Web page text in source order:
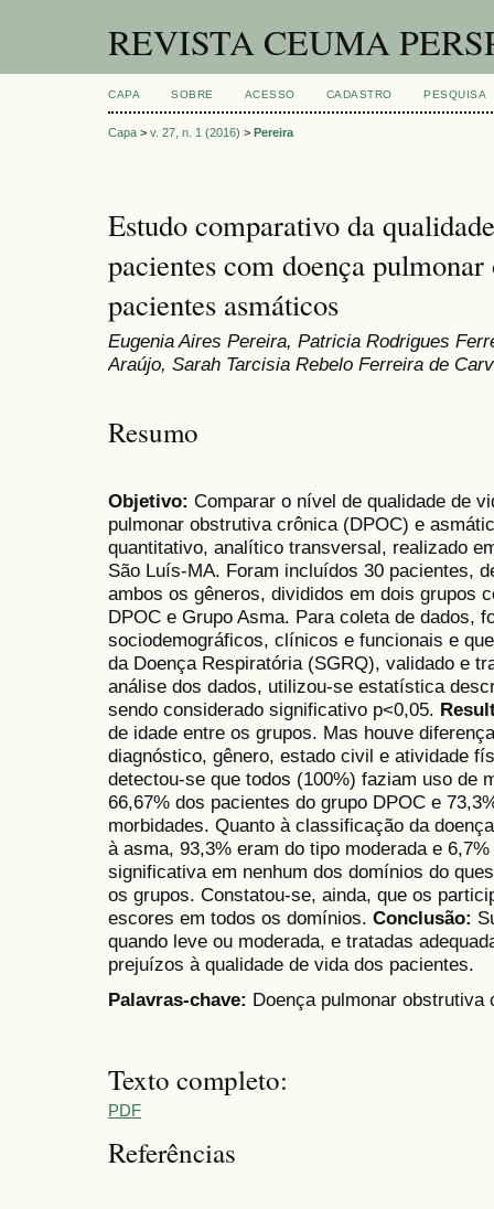
REVISTA CEUMA
CAPA SOBRE ACESSO CADASTRO PESQUISA
Capa > v. 27, n. 1 (2016) > Pereira
Estudo comparativo da
pacientes com doença
pacientes asmáticos
Eugenia Aires Pereira, Patricia Rodrigues
Araújo, Sarah Tarcisia Rebelo Ferreira de
Resumo
Objetivo: Comparar o nível de qualidade de
pulmonar obstrutiva crônica (DPOC) e
quantitativo, analítico transversal, realizado
São Luís-MA. Foram incluídos 30 pacientes,
ambos os gêneros, divididos em dois grupos
DPOC e Grupo Asma. Para coleta de dados,
sociodemográficos, clínicos e funcionais e
da Doença Respiratória (SGRQ), validado e
análise dos dados, utilizou-se estatística
sendo considerado significativo p<0,05.
de idade entre os grupos. Mas houve
diagnóstico, gênero, estado civil e atividade
detectou-se que todos (100%) faziam uso de
66,67% dos pacientes do grupo DPOC e
morbidades. Quanto à classificação da
à asma, 93,3% eram do tipo moderada e
significativa em nenhum dos domínios do
os grupos. Constatou-se, ainda, que os
escores em todos os domínios. Conclusão:
quando leve ou moderada, e tratadas
prejuízos à qualidade de vida dos pacientes.
Palavras-chave: Doença pulmonar
Texto completo:
PDF
Referências